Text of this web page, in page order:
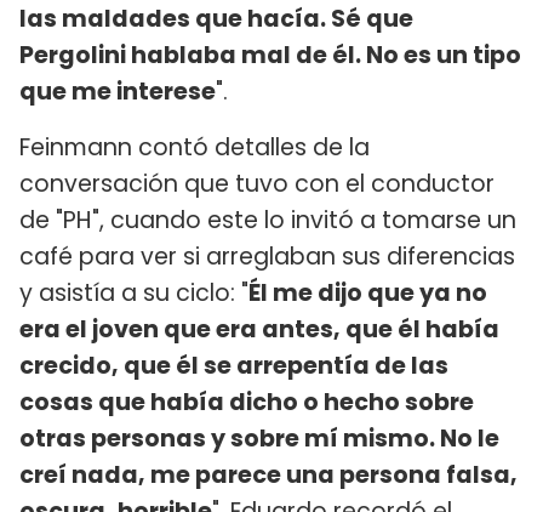
las maldades que hacía. Sé que
Pergolini hablaba mal de él. No es un tipo
que me interese".
Feinmann contó detalles de la
conversación que tuvo con el conductor
de "PH", cuando este lo invitó a tomarse un
café para ver si arreglaban sus diferencias
y asistía a su ciclo: "Él me dijo que ya no
era el joven que era antes, que él había
crecido, que él se arrepentía de las
cosas que había dicho o hecho sobre
otras personas y sobre mí mismo. No le
creí nada, me parece una persona falsa,